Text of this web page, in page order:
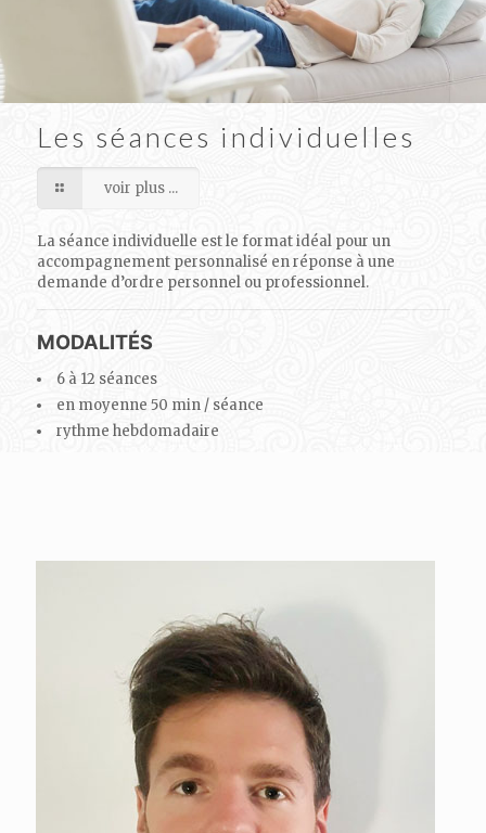
Les séances individuelles
voir plus ...
La séance individuelle est le format idéal pour un
accompagnement personnalisé en réponse à une
demande d’ordre personnel ou professionnel.
MODALITÉS
6 à 12 séances
en moyenne 50 min / séance
rythme hebdomadaire